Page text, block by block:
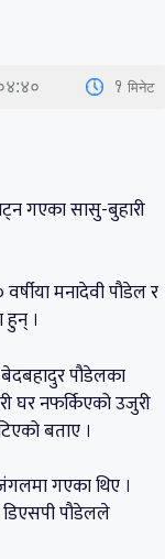
1 मिनेट
गएका सासु-बुहारी
मनादेवी पौडेल र
हुन् ।
बेदबहादुर पौडेलका
घर नफर्किएको उजुरी
बताए ।
गएका थिए ।
पौडेलले